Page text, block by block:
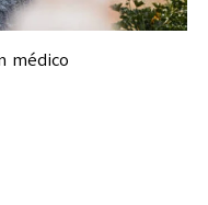
médico